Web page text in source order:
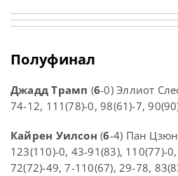
Полуфинал
Джадд Трамп (6-0) Эллиот
74-12, 111(78)-0, 98(61)-7,
Кайрен Уилсон (6-4) Пан
123(110)-0, 43-91(83), 110(77)-
72(72)-49, 7-110(67), 29-78,